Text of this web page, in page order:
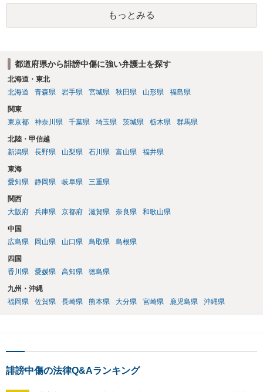
者のところに、意見照会がなされます。アカウント情報開示の場合
は、アカウントの登録メールに意見照会がなされます。 また、された
場合賠償金はいくらでしょうか。 →ケースバイケースであり、数万円
もっとみる
都道府県から誹謗中傷に強い弁護士を探す
北海道・東北
北海道
青森県 岩手県 宮城県 秋田県 山形県 福島県
関東
東京都
神奈川県 千葉県 埼玉県 茨城県 栃木県 群馬県
北陸・甲信越
新潟県
長野県 山梨県 石川県 富山県 福井県
東海
愛知県
静岡県 岐阜県 三重県
関西
大阪府
兵庫県 京都府 滋賀県 奈良県 和歌山県
中国
広島県
岡山県 山口県 鳥取県 島根県
四国
香川県
愛媛県 高知県 徳島県
九州・沖縄
福岡県
佐賀県 長崎県 熊本県 大分県 宮崎県 鹿児島県 沖縄県
誹謗中傷の法律Q&Aランキング